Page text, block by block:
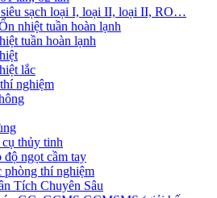
sạch loại I, loại II, loại II, RO…
nhiệt tuần hoàn lạnh
tuần hoàn lạnh
lắc
nghiệm
thủy tinh
ngọt cầm tay
phòng thí nghiệm
Tích Chuyên Sâu